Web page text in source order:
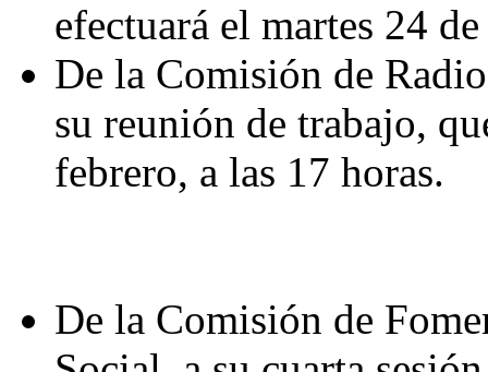
efectuará el martes 24
De la Comisión de
su reunión de trabajo,
febrero, a las 17 horas.
De la Comisión de